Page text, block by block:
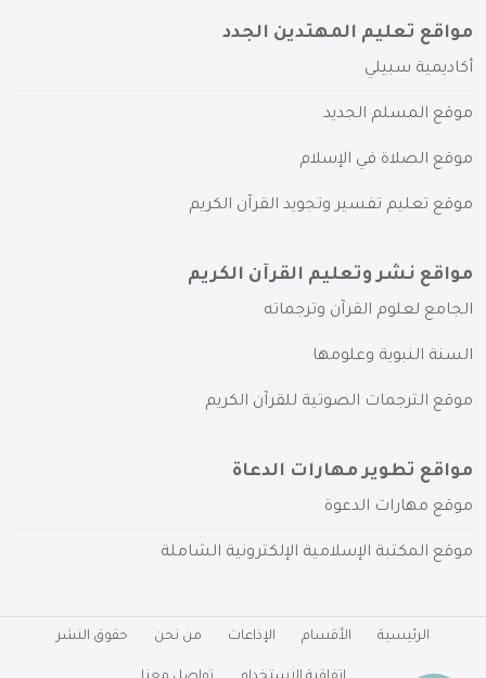
مواقع تعليم المهتدين الجدد
أكاديمية سبيلي
موقع المسلم الجديد
موقع الصلاة في الإسلام
موقع تعليم تفسير وتجويد القرآن الكريم
مواقع نشر وتعليم القرآن الكريم
الجامع لعلوم القرآن وترجماته
السنة النبوية وعلومها
موقع الترجمات الصوتية للقرآن الكريم
مواقع تطوير مهارات الدعاة
موقع مهارات الدعوة
موقع المكتبة الإسلامية الإلكترونية الشاملة
الرئيسية الأقسام الإذاعات من نحن حقوق النشر